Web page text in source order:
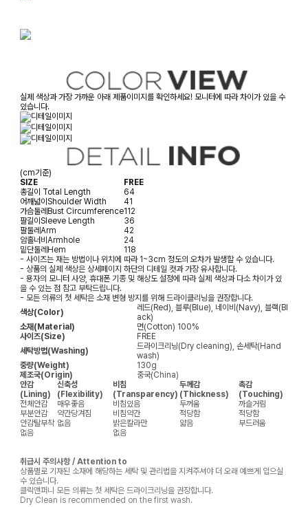
실제 색상과 가장 가까운 아래 제품이미지를 확인하세요! 모니터에 따라 차이가 있을 수
있습니다.
(cm기준)
SIZE
FREE
총길이 Total Length
64
어깨넓이Shoulder Width
41
가슴둘레Bust Circumference112
팔길이Sleeve Length
36
팔둘레Arm
42
암홀너비Armhole
24
밑단둘레Hem
118
- 사이즈는 재는 방법이나 위치에 따라 1~3cm 정도의 오차가 발생할 수 있습니다.
- 상품의 실제 색상은 상세페이지 하단의 디테일 컷과 가장 유사합니다.
- 용자의 모니터 사양, 휴대폰 기종 및 해상도 설정에 따라 실제 색상과 다소 차이가 있
을 수 있는 점 참고 부탁드립니다.
- 모든 의류의 첫 세탁은 소재 변형 방지를 위해 드라이클리닝을 권장합니다.
색상(Color)
레드(Red), 블루(Blue), 네이비(Navy), 블랙(Bl
ack)
소재(Material)
면(Cotton) 100%
사이즈(Size)
FREE
세탁방법(Washing)
드라이크리닝(Dry cleaning), 손세탁(Hand
wash)
중량(Weight)
130g
제조국(Origin)
중국(China)
안감
(Lining)
신축성
(Flexibility)
비침
(Transparency)
두께감
(Thickness)
촉감
(Touching)
전체안감
매우좋음 비침있음 두꺼움
까슬거림
부분안감
약간당겨짐 비침약간 적당함
적당함
안감탈부착 없음 밝은칼라만 얇음
부드러움
없음
없음
취급시 주의사항 / Attention to
상품별로 기재된 소재에 해당하는 세탁 및 관리법을 지켜주셔야 더 오래 예쁘게 입으실
수 있습니다.
클릭앤퍼니 모든 의류는 첫 세탁은 드라이크리닝을 권장합니다.
Dry Clean is recommended on the first wash.